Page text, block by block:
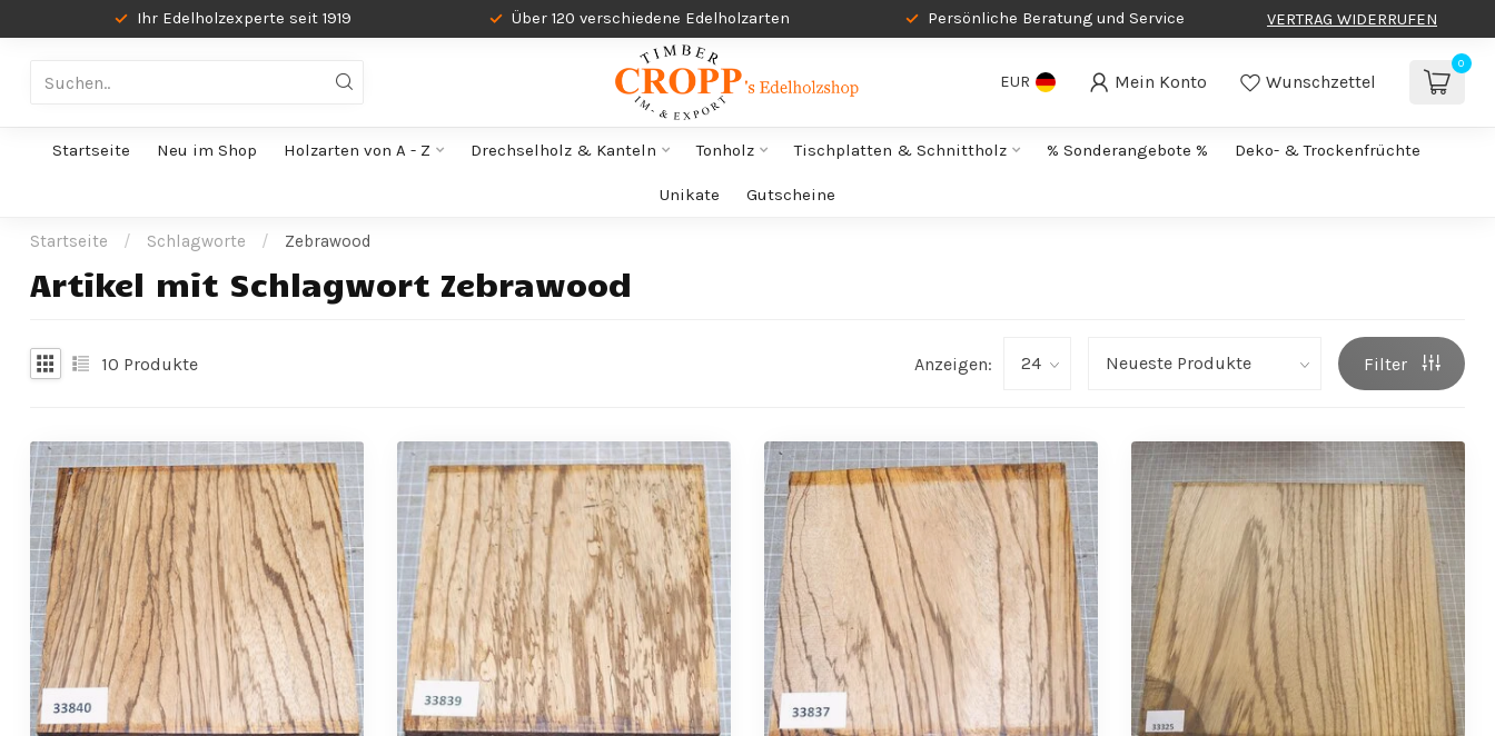
Ihr Edelholzexperte seit 1919 Über 120 verschiedene Edelholzarten Persönliche Beratung und Service VERTRAG WIDERRUFEN
EUR Mein Konto Wunschzettel
0
Startseite Neu im Shop Holzarten von A - Z Drechselholz & Kanteln Tonholz Tischplatten & Schnittholz % Sonderangebote % Deko- & Trockenfrüchte
Unikate Gutscheine
Startseite / Schlagworte / Zebrawood
Artikel mit Schlagwort Zebrawood
10 Produkte Anzeigen: Filter